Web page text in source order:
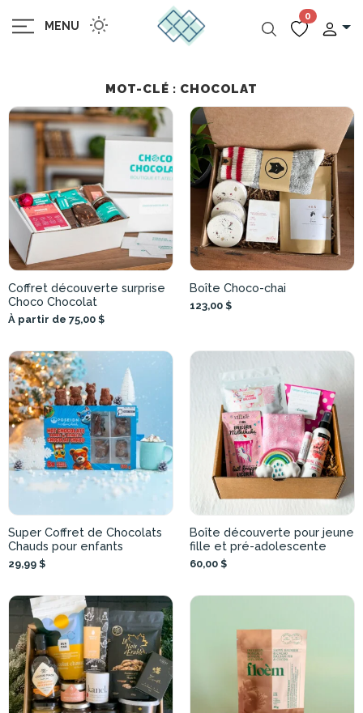
MENU
0
MOT-CLÉ : CHOCOLAT
Coffret découverte surprise
Choco Chocolat
À partir de 75,00 $
Boîte Choco-chai
123,00 $
Super Coffret de Chocolats
Chauds pour enfants
29,99 $
Boîte découverte pour jeune
fille et pré-adolescente
60,00 $